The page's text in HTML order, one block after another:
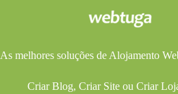
As melhores soluções de Alojamento
Criar Blog, Criar Siteou Criar